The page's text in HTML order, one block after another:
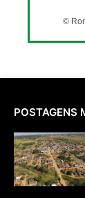
©
POSTAGENS